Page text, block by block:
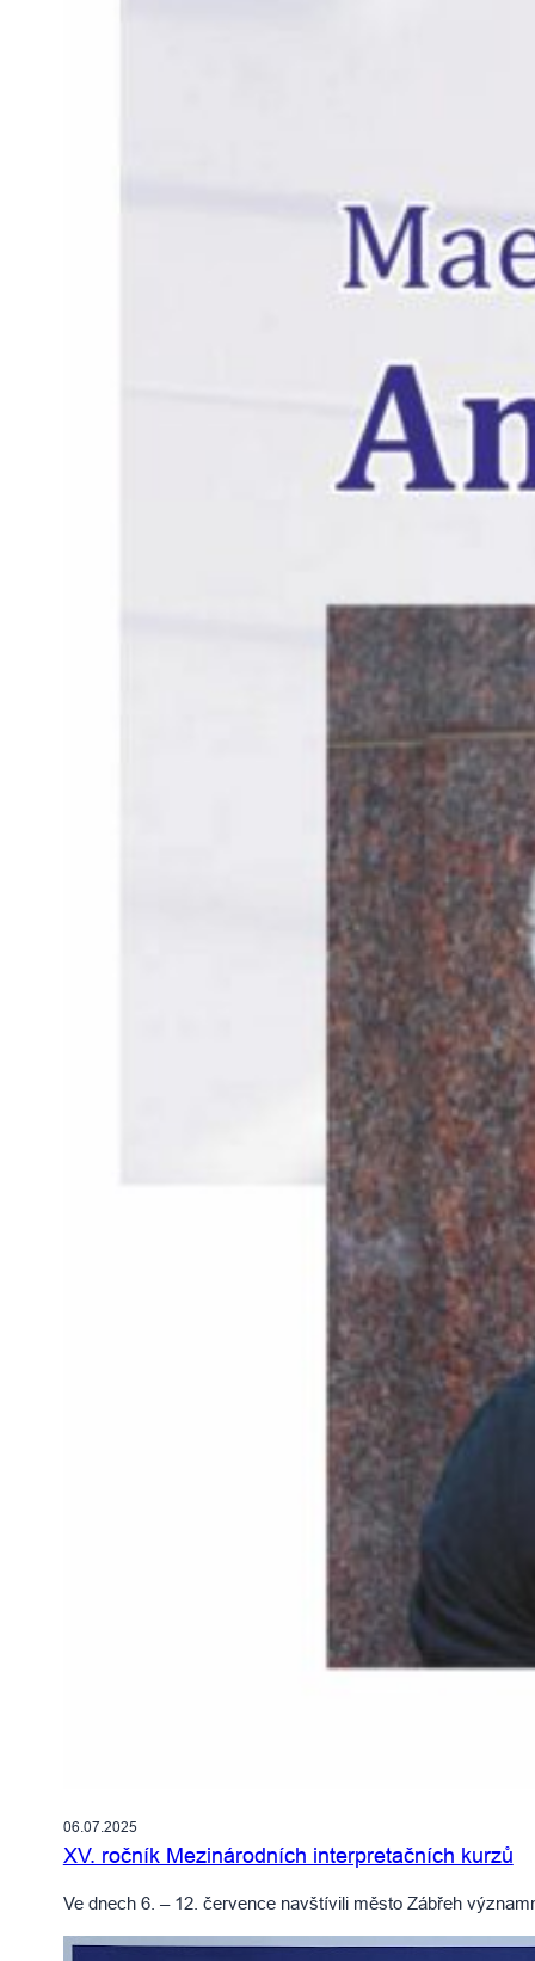
06.07.2025
XV. ročník Mezinárodních interpretačních kurzů
Ve dnech 6. – 12. července navštívili město Zábřeh